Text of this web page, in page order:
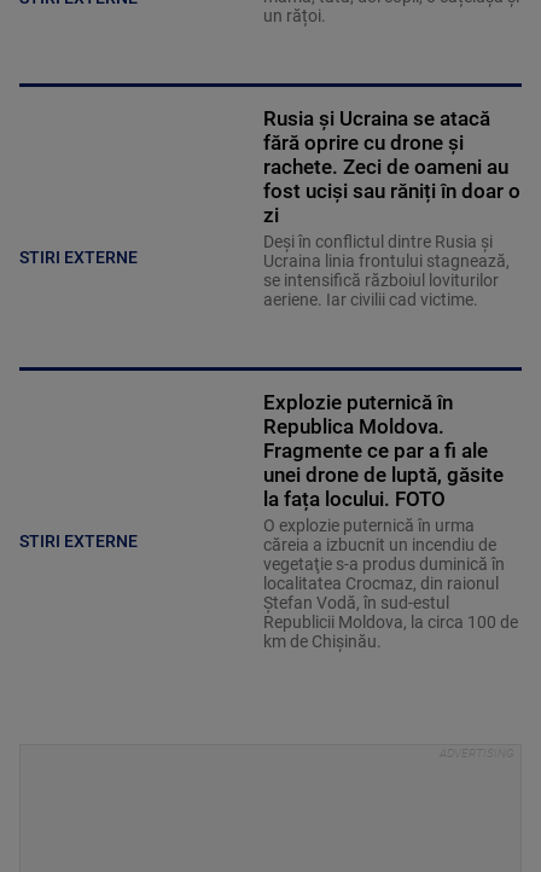
un rățoi.
STIRI EXTERNE
Rusia și Ucraina se atacă
fără oprire cu drone și
rachete. Zeci de oameni au
fost uciși sau răniți în doar o
zi
Deși în conflictul dintre Rusia și
Ucraina linia frontului stagnează,
se intensifică războiul loviturilor
aeriene. Iar civilii cad victime.
STIRI EXTERNE
Explozie puternică în
Republica Moldova.
Fragmente ce par a fi ale
unei drone de luptă, găsite
la fața locului. FOTO
O explozie puternică în urma
căreia a izbucnit un incendiu de
vegetaţie s-a produs duminică în
localitatea Crocmaz, din raionul
Ştefan Vodă, în sud-estul
Republicii Moldova, la circa 100 de
km de Chişinău.